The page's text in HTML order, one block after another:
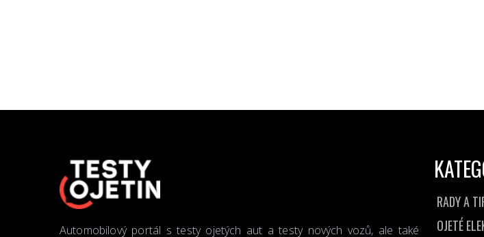
Automobilový portál s testy ojetých aut a testy nových vozů, ale také
RADY A
OJETÉ